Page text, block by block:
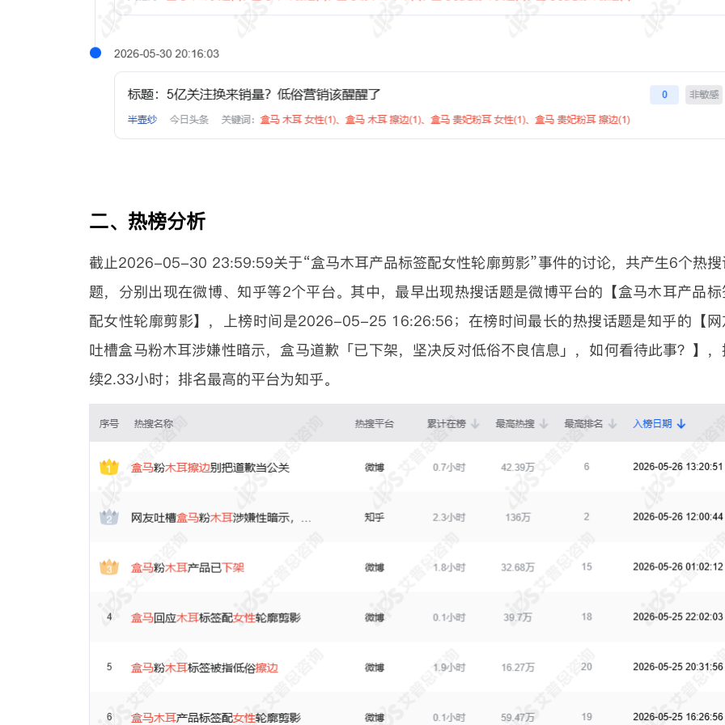
二、热榜分析
截止2026-05-30 23:59:59关于“盒马木耳产品标签配女性轮廓剪影”事件的讨论，共产生6个热搜
题，分别出现在微博、知乎等2个平台。其中，最早出现热搜话题是微博平台的【盒马木耳产品标
配女性轮廓剪影】，上榜时间是2026-05-25 16:26:56；在榜时间最长的热搜话题是知乎的【网
吐槽盒马粉木耳涉嫌性暗示，盒马道歉「已下架，坚决反对低俗不良信息」，如何看待此事？】
续2.33小时；排名最高的平台为知乎。